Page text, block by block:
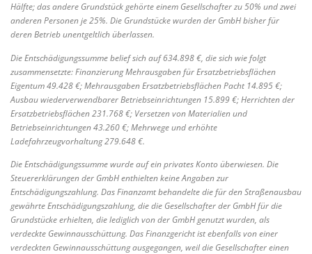
Hälfte; das andere Grundstück gehörte einem Gesellschafter zu 50% und zwei
anderen Personen je 25%. Die Grundstücke wurden der GmbH bisher für
deren Betrieb unentgeltlich überlassen.
Die Entschädigungssumme belief sich auf 634.898 €, die sich wie folgt
zusammensetzte: Finanzierung Mehrausgaben für Ersatzbetriebsflächen
Eigentum 49.428 €; Mehrausgaben Ersatzbetriebsflächen Pacht 14.895 €;
Ausbau wiederverwendbarer Betriebseinrichtungen 15.899 €; Herrichten der
Ersatzbetriebsflächen 231.768 €; Versetzen von Materialien und
Betriebseinrichtungen 43.260 €; Mehrwege und erhöhte
Ladefahrzeugvorhaltung 279.648 €.
Die Entschädigungssumme wurde auf ein privates Konto überwiesen. Die
Steuererklärungen der GmbH enthielten keine Angaben zur
Entschädigungszahlung. Das Finanzamt behandelte die für den Straßenausbau
gewährte Entschädigungszahlung, die die Gesellschafter der GmbH für die
Grundstücke erhielten, die lediglich von der GmbH genutzt wurden, als
verdeckte Gewinnausschüttung. Das Finanzgericht ist ebenfalls von einer
verdeckten Gewinnausschüttung ausgegangen, weil die Gesellschafter einen